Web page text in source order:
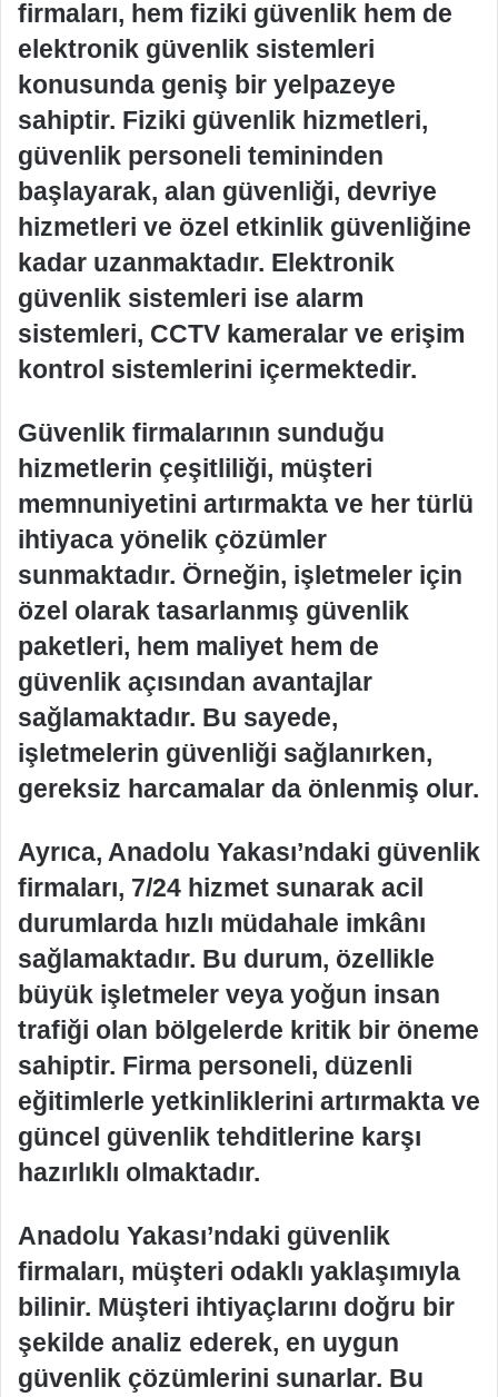
firmaları, hem fiziki güvenlik hem de
elektronik güvenlik sistemleri
konusunda geniş bir yelpazeye
sahiptir. Fiziki güvenlik hizmetleri,
güvenlik personeli temininden
başlayarak, alan güvenliği, devriye
hizmetleri ve özel etkinlik güvenliğine
kadar uzanmaktadır. Elektronik
güvenlik sistemleri ise alarm
sistemleri, CCTV kameralar ve erişim
kontrol sistemlerini içermektedir.
Güvenlik firmalarının sunduğu
hizmetlerin çeşitliliği, müşteri
memnuniyetini artırmakta ve her türlü
ihtiyaca yönelik çözümler
sunmaktadır. Örneğin, işletmeler için
özel olarak tasarlanmış güvenlik
paketleri, hem maliyet hem de
güvenlik açısından avantajlar
sağlamaktadır. Bu sayede,
işletmelerin güvenliği sağlanırken,
gereksiz harcamalar da önlenmiş olur.
Ayrıca, Anadolu Yakası’ndaki güvenlik
firmaları, 7/24 hizmet sunarak acil
durumlarda hızlı müdahale imkânı
sağlamaktadır. Bu durum, özellikle
büyük işletmeler veya yoğun insan
trafiği olan bölgelerde kritik bir öneme
sahiptir. Firma personeli, düzenli
eğitimlerle yetkinliklerini artırmakta ve
güncel güvenlik tehditlerine karşı
hazırlıklı olmaktadır.
Anadolu Yakası’ndaki güvenlik
firmaları, müşteri odaklı yaklaşımıyla
bilinir. Müşteri ihtiyaçlarını doğru bir
şekilde analiz ederek, en uygun
güvenlik çözümlerini sunarlar. Bu